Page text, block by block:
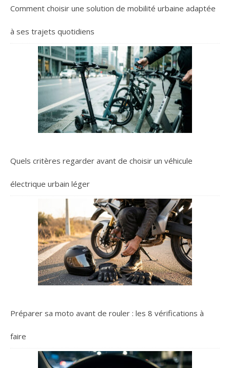
Comment choisir une solution de mobilité urbaine adaptée
à ses trajets quotidiens
Quels critères regarder avant de choisir un véhicule
électrique urbain léger
Préparer sa moto avant de rouler : les 8 vérifications à
faire